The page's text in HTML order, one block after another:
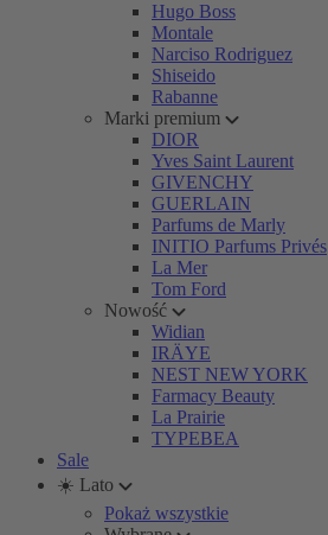
Hugo Boss
Montale
Narciso Rodriguez
Shiseido
Rabanne
Marki premium
DIOR
Yves Saint Laurent
GIVENCHY
GUERLAIN
Parfums de Marly
INITIO Parfums Privés
La Mer
Tom Ford
Nowość
Widian
IRÄYE
NEST NEW YORK
Farmacy Beauty
La Prairie
TYPEBEA
Sale
☀️ Lato
Pokaż wszystkie